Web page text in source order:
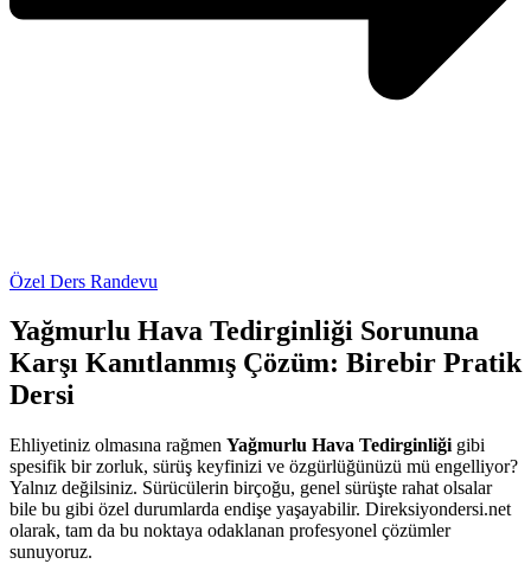
Özel Ders Randevu
Yağmurlu Hava Tedirginliği Sorununa
Karşı Kanıtlanmış Çözüm: Birebir Pratik
Dersi
Ehliyetiniz olmasına rağmen Yağmurlu Hava Tedirginliği gibi
spesifik bir zorluk, sürüş keyfinizi ve özgürlüğünüzü mü engelliyor?
Yalnız değilsiniz. Sürücülerin birçoğu, genel sürüşte rahat olsalar
bile bu gibi özel durumlarda endişe yaşayabilir. Direksiyondersi.net
olarak, tam da bu noktaya odaklanan profesyonel çözümler
sunuyoruz.